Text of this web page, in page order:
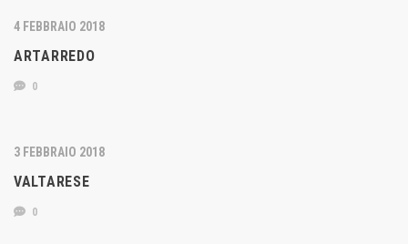
4 FEBBRAIO 2018
ARTARREDO
0
3 FEBBRAIO 2018
VALTARESE
0